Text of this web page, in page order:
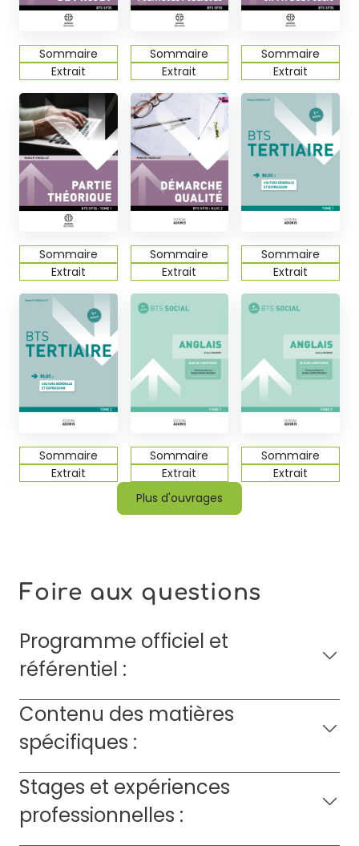
Sommaire
Extrait
Sommaire
Extrait
Sommaire
Extrait
Sommaire
Extrait
Sommaire
Extrait
Sommaire
Extrait
Sommaire
Extrait
Sommaire
Extrait
Sommaire
Extrait
Plus d'ouvrages
Foire aux questions
Programme officiel et
référentiel :
Contenu des matières
spécifiques :
Stages et expériences
professionnelles :